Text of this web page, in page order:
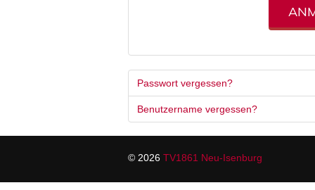
Passwort vergessen?
Benutzername vergessen?
© 2026 TV1861 Neu-Isenburg